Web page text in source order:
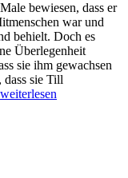
bewiesen, dass er
war und
behielt. Doch es
Überlegenheit
sie ihm gewachsen
dass sie Till
weiterlesen